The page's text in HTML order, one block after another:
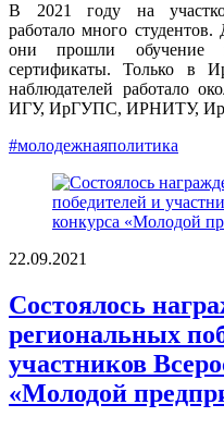
В 2021 году на
работало много
они прошли обучение
сертификаты. Только в
наблюдателей работало
ИГУ, ИрГУПС, ИРНИТУ,
#молодежнаяполитика
22.09.2021
Состоялось
региональных
участников
«Молодой